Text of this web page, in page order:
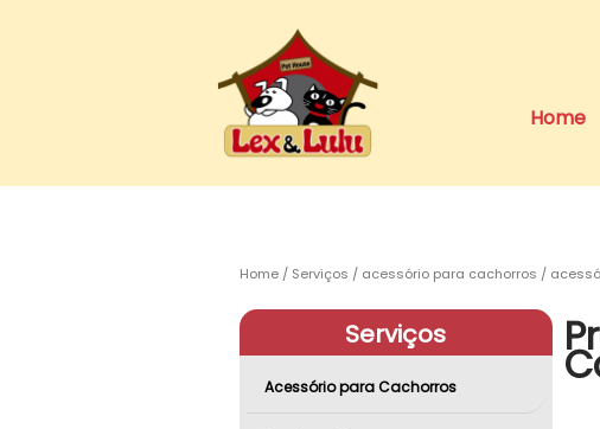
Home
Home Serviços acessório para cachorros
Serviços
Acessório para Cachorros